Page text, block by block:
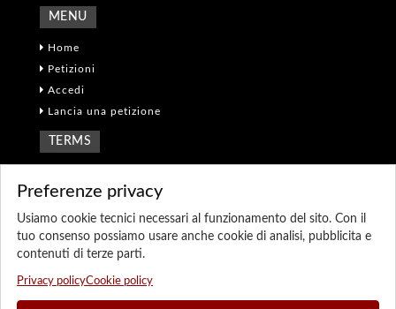
MENU
Home
Petizioni
Accedi
Lancia una petizione
TERMS
Privacy policy
Cookie policy
Preferenze cookie
Sitemap
CONTATTI
Preferenze privacy
Usiamo cookie tecnici necessari al funzionamento del sito. Con il
tuo consenso possiamo usare anche cookie di analisi, pubblicita e
contenuti di terze parti.
Privacy policyCookie policy